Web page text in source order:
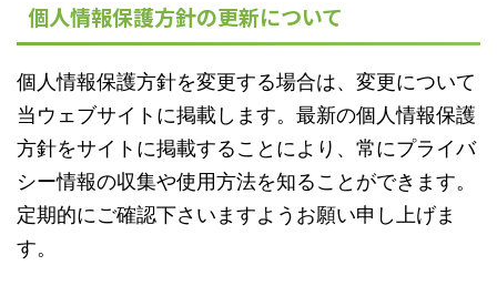
個人情報保護方針の更新について
個人情報保護方針を変更する場合は、変更について
当ウェブサイトに掲載します。最新の個人情報保護
方針をサイトに掲載することにより、常にプライバ
シー情報の収集や使用方法を知ることができます。
定期的にご確認下さいますようお願い申し上げま
す。